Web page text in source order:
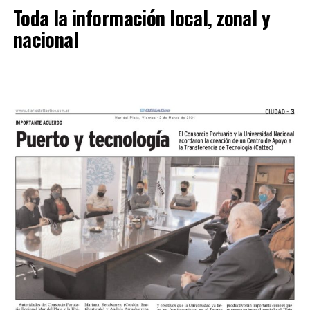
SINTESIS
Kimberley (3 ): Tomás Casas, Bruno Di Bello, Mateo
Rinaldi, Bacigalupe y Hernán Sosa, Santiago Vásquez,
Mauricio Miori, Facundo Rojas y Leonardo Verón, Ullúa y
Santiago Castillo. DT:Mariano Mignini.
Sol de Mayo (0):
Juan Nadal, Lucas Miguez, Latorre,
Acha y Rafael Ríos, Enzo Núñez y Quilen, Alberto Reye,
Fernando Valdebenito, Benítez Digorado y Héctor
Toda la información local, zonal y
nacional